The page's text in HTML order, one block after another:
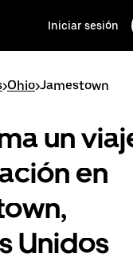
Iniciar sesión
>Ohio>Jamestown
un
en
Unidos